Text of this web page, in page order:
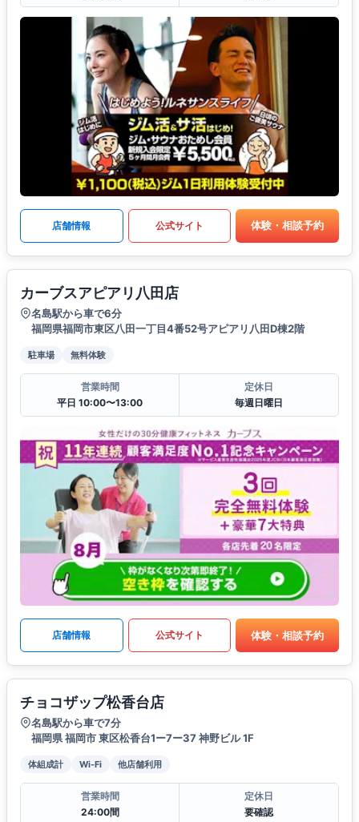
店舗情報 公式サイト 体験・相談予約
カーブスアピアリ八田店
名島駅から車で6分
福岡県福岡市東区八田一丁目4番52号アピアリ八田D棟2階
駐車場 無料体験
営業時間
平日 10:00〜13:00
定休日
毎週日曜日
店舗情報 公式サイト 体験・相談予約
チョコザップ松香台店
名島駅から車で7分
福岡県 福岡市 東区松香台1ー7ー37 神野ビル 1F
体組成計 Wi-Fi 他店舗利用
営業時間
24:00間
定休日
要確認